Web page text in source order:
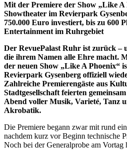
Mit der Premiere der Show „Like A
Showtheater im Revierpark
750.000 Euro investiert, bis zu 600
Entertainment im Ruhrgebiet
Der RevuePalast Ruhr ist zurück –
die ihrem Namen alle Ehre macht.
der neuen Show „Like A Phoenix“
Revierpark Gysenberg offiziell
Zahlreiche Premierengäste aus
Stadtgesellschaft feierten
Abend voller Musik, Varieté, Tanz
Akrobatik.
Die Premiere begann zwar mit rund
nachdem kurz vor Beginn technische
Noch bei der Generalprobe am Vortag